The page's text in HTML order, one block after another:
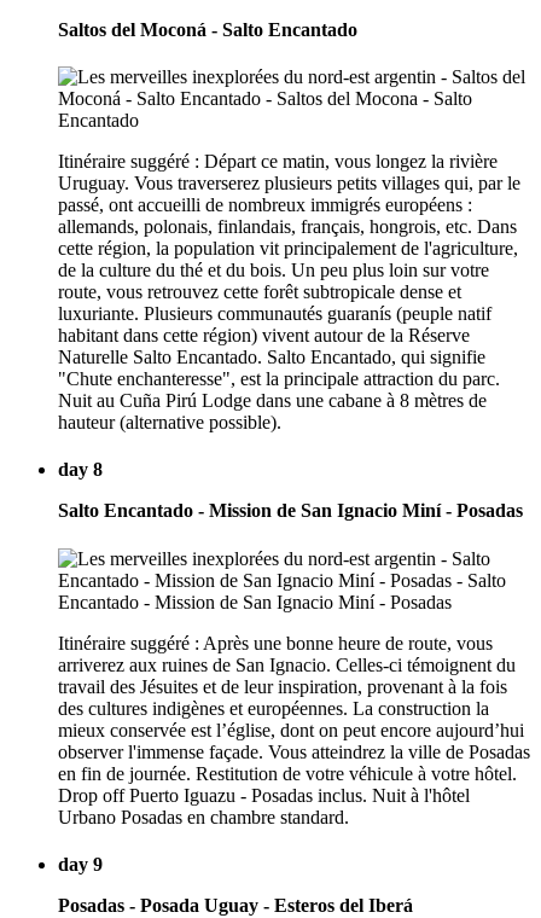
Saltos del Moconá - Salto Encantado
Itinéraire suggéré : Départ ce matin, vous longez la rivière
Uruguay. Vous traverserez plusieurs petits villages qui, par le
passé, ont accueilli de nombreux immigrés européens :
allemands, polonais, finlandais, français, hongrois, etc. Dans
cette région, la population vit principalement de l'agriculture,
de la culture du thé et du bois. Un peu plus loin sur votre
route, vous retrouvez cette forêt subtropicale dense et
luxuriante. Plusieurs communautés guaranís (peuple natif
habitant dans cette région) vivent autour de la Réserve
Naturelle Salto Encantado. Salto Encantado, qui signifie
"Chute enchanteresse", est la principale attraction du parc.
Nuit au Cuña Pirú Lodge dans une cabane à 8 mètres de
hauteur (alternative possible).
day 8
Salto Encantado - Mission de San Ignacio Miní - Posadas
Itinéraire suggéré : Après une bonne heure de route, vous
arriverez aux ruines de San Ignacio. Celles-ci témoignent du
travail des Jésuites et de leur inspiration, provenant à la fois
des cultures indigènes et européennes. La construction la
mieux conservée est l’église, dont on peut encore aujourd’hui
observer l'immense façade. Vous atteindrez la ville de Posadas
en fin de journée. Restitution de votre véhicule à votre hôtel.
Drop off Puerto Iguazu - Posadas inclus. Nuit à l'hôtel
Urbano Posadas en chambre standard.
day 9
Posadas - Posada Uguay - Esteros del Iberá